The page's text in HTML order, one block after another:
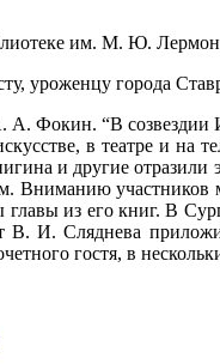
им. М. Ю.
уроженцу города
А. Фокин. “В
в театре и
и другие отразили
участников
из его книг. В
И. Сляднева
гостя, в